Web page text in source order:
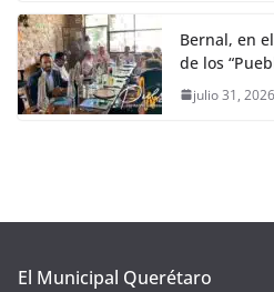
Bernal, en
de los
julio 31, 2026
El Municipal Querétaro